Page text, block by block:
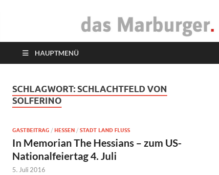
das Marburger.
HAUPTMENÜ
SCHLAGWORT: SCHLACHTFELD VON
SOLFERINO
GASTBEITRAG / HESSEN / STADT LAND FLUSS
In Memorian The Hessians – zum US-
Nationalfeiertag 4. Juli
5. Juli 2016